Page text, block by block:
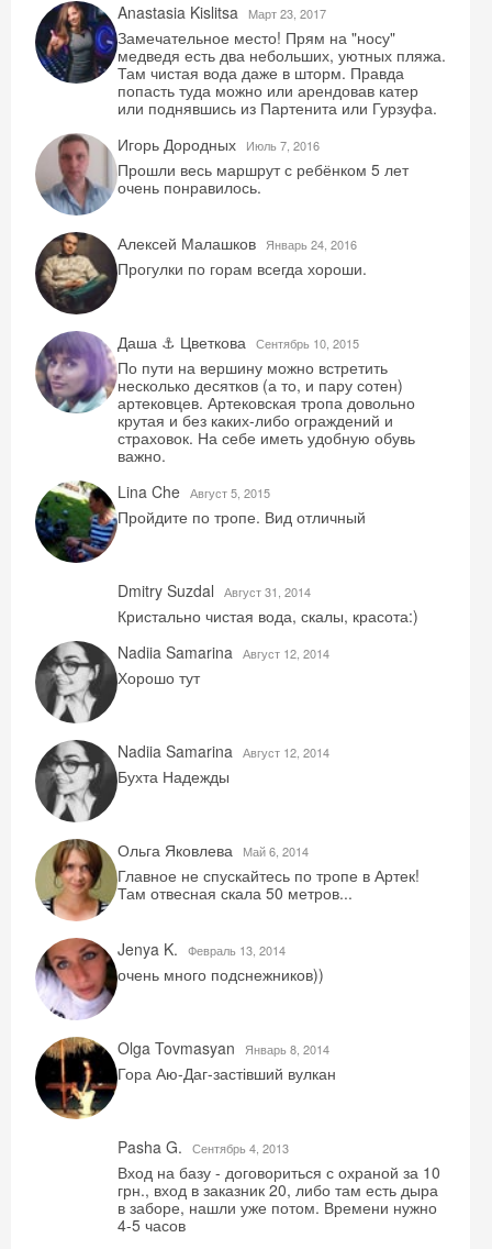
Anastasia Kislitsa Mарт 23, 2017
Замечательное место! Прям на "носу"
медведя есть два небольших, уютных пляжа.
Там чистая вода даже в шторм. Правда
попасть туда можно или арендовав катер
или поднявшись из Партенита или Гурзуфа.
Игорь Дородных
Июль 7, 2016
Прошли весь маршрут с ребёнком 5 лет
очень понравилось.
Алексей Малашков Январь 24, 2016
Прогулки по горам всегда хороши.
Даша ⚓ Цветкова Сентябрь 10, 2015
По пути на вершину можно встретить
несколько десятков (а то, и пару сотен)
артековцев. Артековская тропа довольно
крутая и без каких-либо ограждений и
страховок. На себе иметь удобную обувь
важно.
Lina Che Август 5, 2015
Пройдите по тропе. Вид отличный
Dmitry Suzdal Август 31, 2014
Кристально чистая вода, скалы, красота:)
Nadiia Samarina Август 12, 2014
Хорошо тут
Nadiia Samarina Август 12, 2014
Бухта Надежды
Ольга Яковлева Май 6, 2014
Главное не спускайтесь по тропе в Артек!
Там отвесная скала 50 метров...
Jenya K. Февраль 13, 2014
очень много подснежников))
Olga Tovmasyan Январь 8, 2014
Гора Аю-Даг-застівший вулкан
Pasha G. Сентябрь 4, 2013
Вход на базу - договориться с охраной за 10
грн., вход в заказник 20, либо там есть дыра
в заборе, нашли уже потом. Времени нужно
4-5 часов
Скидка −5%
Хочешь дешевле? Оставь почту и получи
промокод на первое бронирование!
Получить промокод